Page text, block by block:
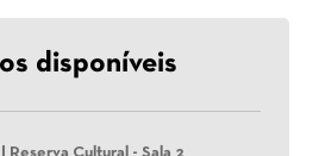
disponíveis